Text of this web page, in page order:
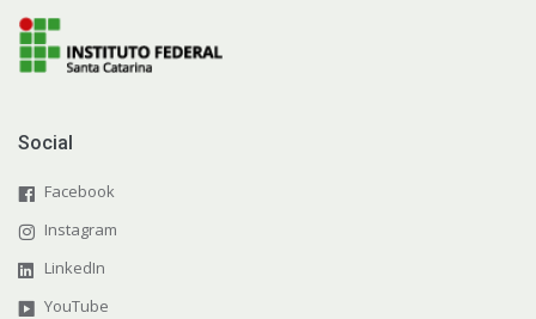
Social
Facebook
Instagram
LinkedIn
YouTube